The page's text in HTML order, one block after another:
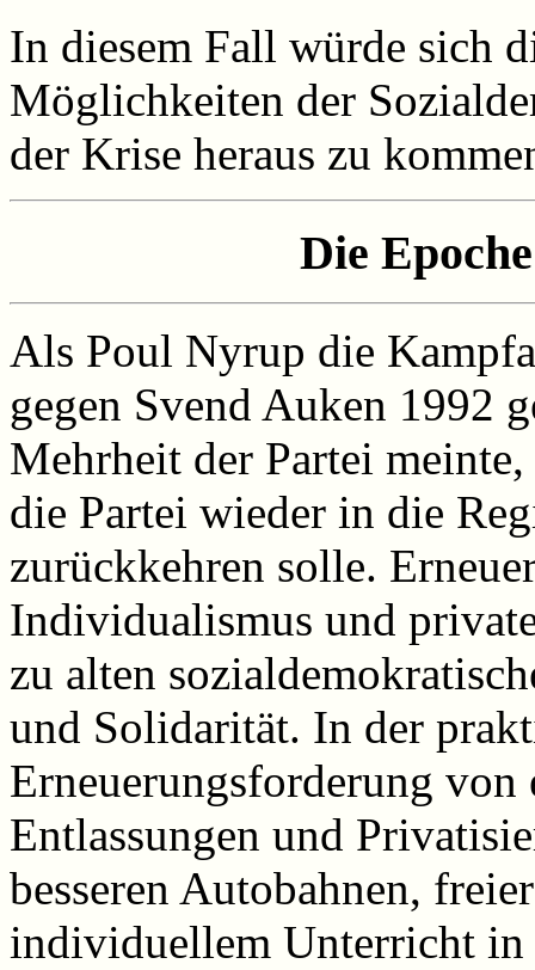
In diesem Fall würde sich
Möglichkeiten der
der Krise heraus zu
Die
Als Poul Nyrup die
gegen Svend Auken 1992
Mehrheit der Partei
die Partei wieder in die
zurückkehren solle.
Individualismus und
zu alten
und Solidarität. In der
Erneuerungsforderung
Entlassungen und
besseren Autobahnen,
individuellem Unterricht in